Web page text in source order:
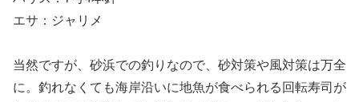
エサ：ジャリメ
当然ですが、砂浜での釣りなので、砂対策や風対策は万全
に。釣れなくても海岸沿いに地魚が食べられる回転寿司が